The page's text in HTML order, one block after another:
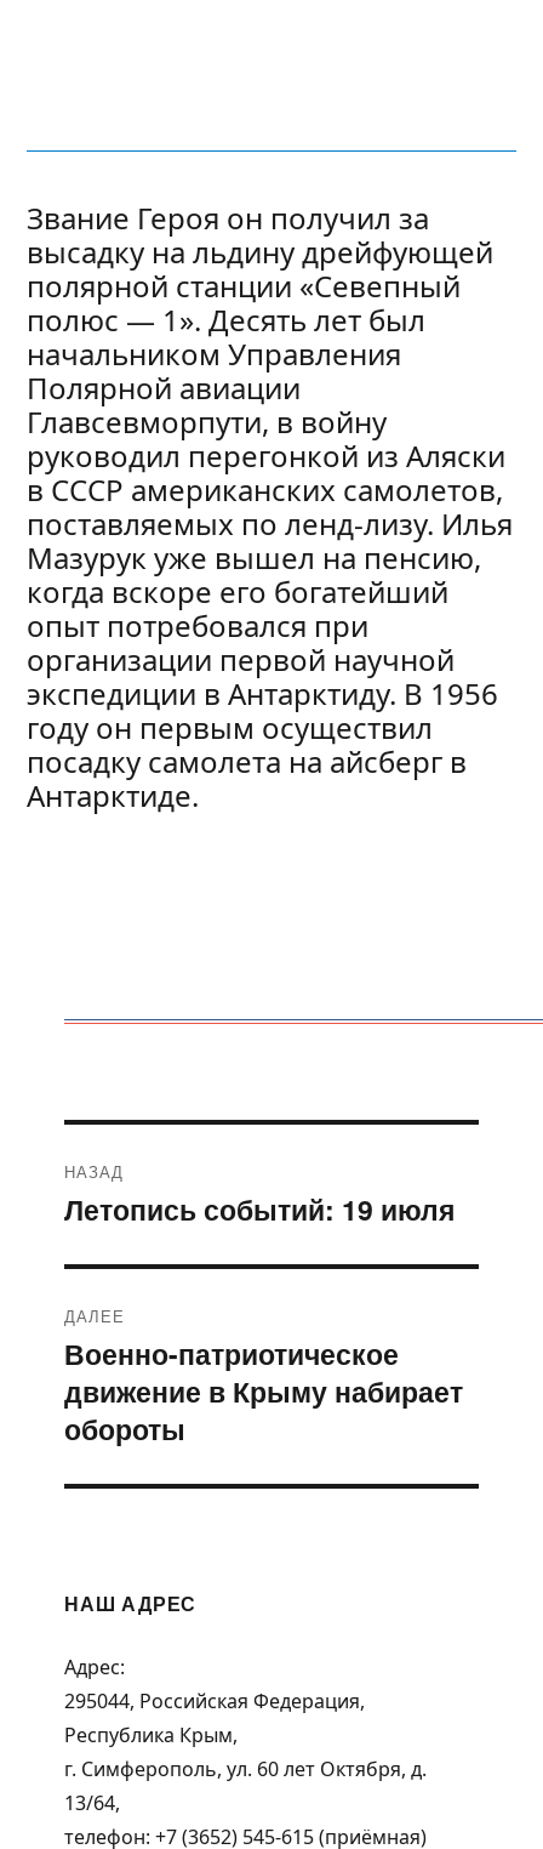
Звание Героя он получил за
высадку на льдину дрейфующей
полярной станции «Севепный
полюс — 1». Десять лет был
начальником Управления
Полярной авиации
Главсевморпути, в войну
руководил перегонкой из Аляски
в СССР американских самолетов,
поставляемых по ленд-лизу. Илья
Мазурук уже вышел на пенсию,
когда вскоре его богатейший
опыт потребовался при
организации первой научной
экспедиции в Антарктиду. В 1956
году он первым осуществил
посадку самолета на айсберг в
Антарктиде.
по
НАЗАД
Предыдущая
Летопись событий: 19 июля
ДАЛЕЕ
Следующая
запись:
Военно-патриотическое
движение в Крыму набирает
обороты
НАШ АДРЕС
Адрес:
295044, Российская Федерация,
Республика Крым,
г. Симферополь, ул. 60 лет Октября, д.
13/64,
телефон: +7 (3652) 545-615 (приёмная)